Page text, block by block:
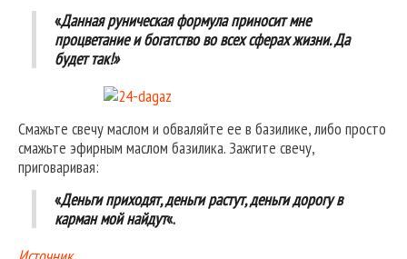
«Данная руническая формула приносит мне
процветание и богатство во всех сферах жизни. Да
будет так!»
Смажьте свечу маслом и обваляйте ее в базилике, либо просто
смажьте эфирным маслом базилика. Зажгите свечу,
приговаривая:
«Деньги приходят, деньги растут, деньги дорогу в
карман мой найдут«.